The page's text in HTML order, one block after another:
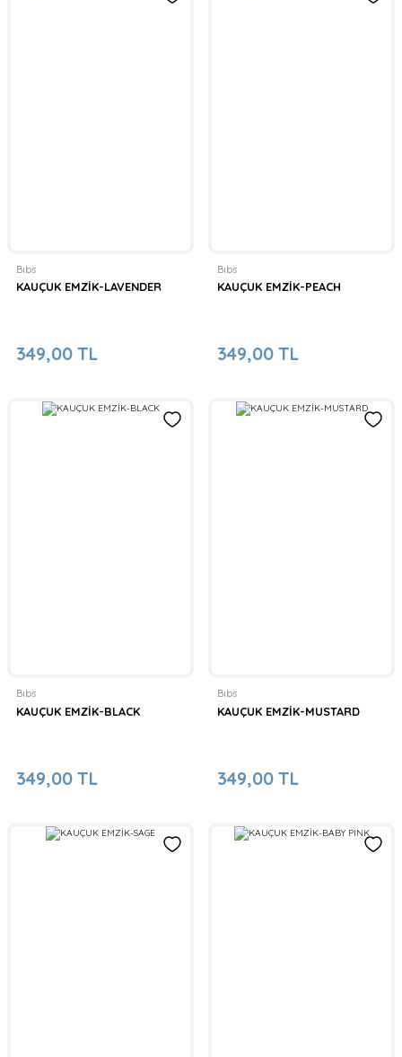
Bibs
KAUÇUK EMZİK-LAVENDER
349,00 TL
Bibs
KAUÇUK EMZİK-PEACH
349,00 TL
Bibs
KAUÇUK EMZİK-BLACK
349,00 TL
Bibs
KAUÇUK EMZİK-MUSTARD
349,00 TL